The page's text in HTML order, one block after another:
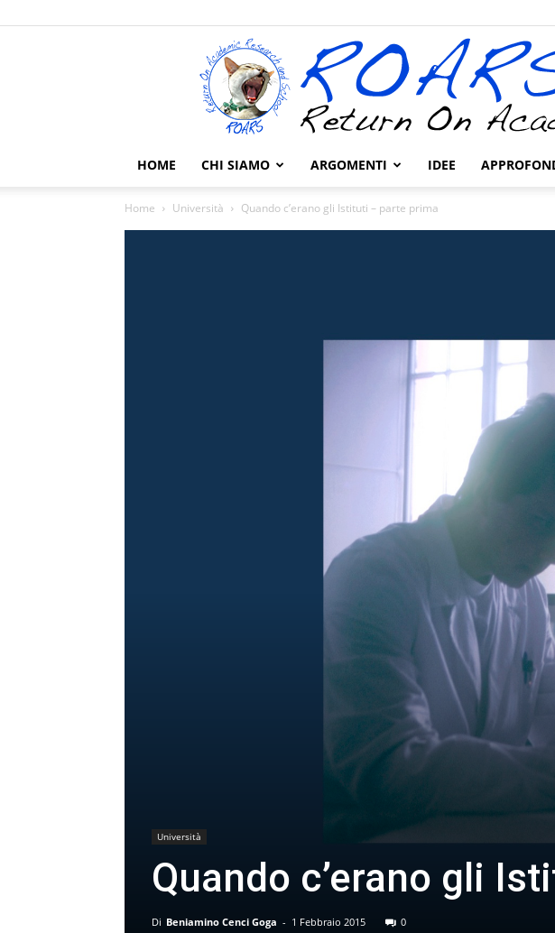
HOME CHI SIAMO ARGOMENTI IDEE
Home Università Quando c’erano gli Istituti – parte prima
Università
Quando c’erano gli
Di Beniamino Cenci Goga - 1 Febbraio 2015 0